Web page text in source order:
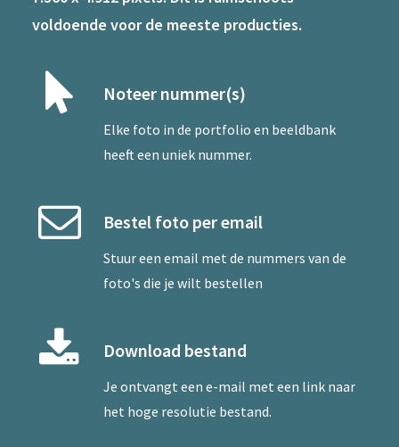
voldoende voor de meeste producties.
Noteer nummer(s)
Elke foto in de portfolio en beeldbank
heeft een uniek nummer.
Bestel foto per email
Stuur een email met de nummers van de
foto's die je wilt bestellen
Download bestand
Je ontvangt een e-mail met een link naar
het hoge resolutie bestand.